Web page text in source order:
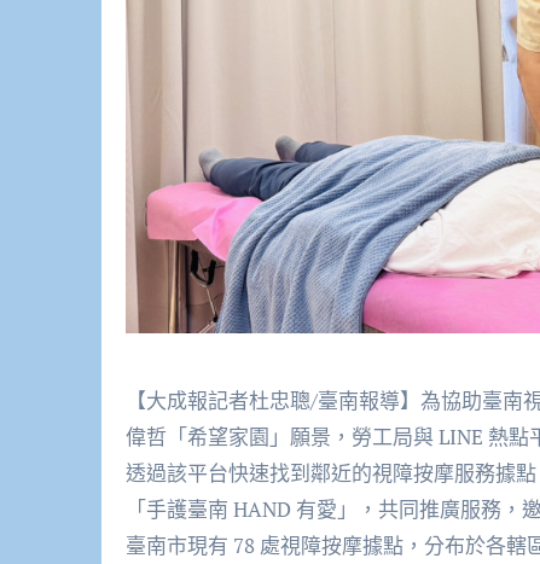
【大成報記者杜忠聰/臺南報導】為協助臺
偉哲「希望家園」願景，勞工局與 LINE 熱
透過該平台快速找到鄰近的視障按摩服務據
「手護臺南 HAND 有愛」，共同推廣服務，
臺南市現有 78 處視障按摩據點，分布於各